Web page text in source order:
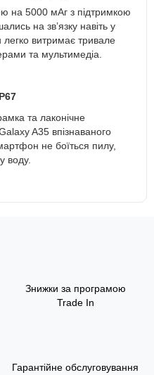
на 5000 мАг з підтримкою
на зв’язку навіть у
легко витримає тривале
та мультимедіа.
та лаконічне
A35 впізнаваного
не боїться пилу,
воду.
Знижки за програмою
Trade In
Гарантійне обслуговування